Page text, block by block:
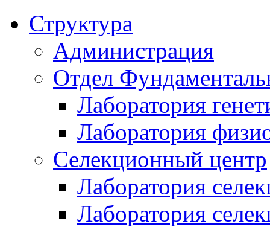
Структура
Администрация
Отдел
Лаборатория
Лаборатория
Селекционный центр
Лаборатория
Лаборатория